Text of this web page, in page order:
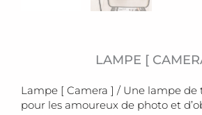
LAMPE [
Lampe [ Camera ] / Une lampe
pour les amoureux de photo et